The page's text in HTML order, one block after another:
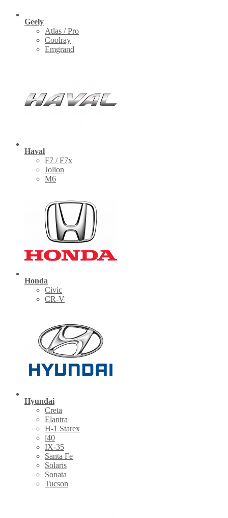
Geely
Atlas / Pro
Coolray
Emgrand
Haval
F7 / F7x
Jolion
M6
Honda
Civic
CR-V
Hyundai
Creta
Elantra
H-1 Starex
i40
IX-35
Santa Fe
Solaris
Sonata
Tucson